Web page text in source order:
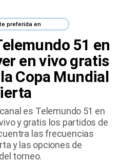
preferida en
51 en
en vivo gratis
Copa Mundial
es Telemundo 51 en
y gratis los partidos de
las frecuencias
y las opciones de
torneo.